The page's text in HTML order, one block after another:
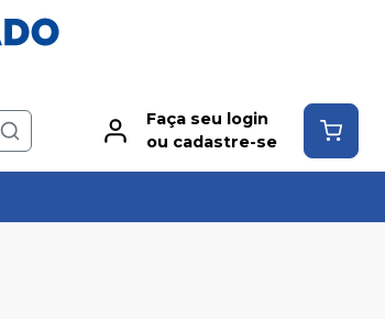
Faça seu login
ou cadastre-se